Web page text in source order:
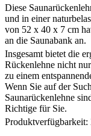
Diese
und in einer
von 52 x 40 x 7 cm
an die Saunabank an.
Insgesamt bietet die
Rückenlehne nicht
zu einem
Wenn Sie auf der
Saunarückenlehne
Richtige für Sie.